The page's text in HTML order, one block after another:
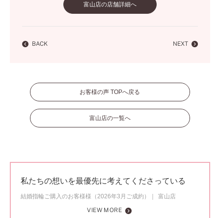
富山店の店舗詳細へ
BACK NEXT
お客様の声 TOPへ戻る
富山店の一覧へ
私たちの想いを最優先に考えてくださっている
結婚指輪ご購入のお客様様（2026年3月ご成約）
富山店
VIEW MORE